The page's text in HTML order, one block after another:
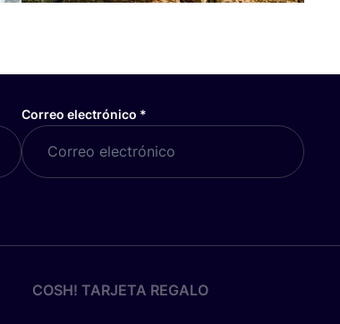
Correo electrónico *
COSH! TARJETA REGALO